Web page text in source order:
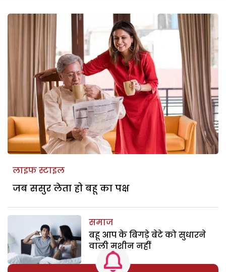
लाइफ स्टाइल
जब ससुर लेता हो बहू का पक्ष
समाज
बहू आप के बिगड़े बेटे को सुधारने
वाली मशीन नहीं